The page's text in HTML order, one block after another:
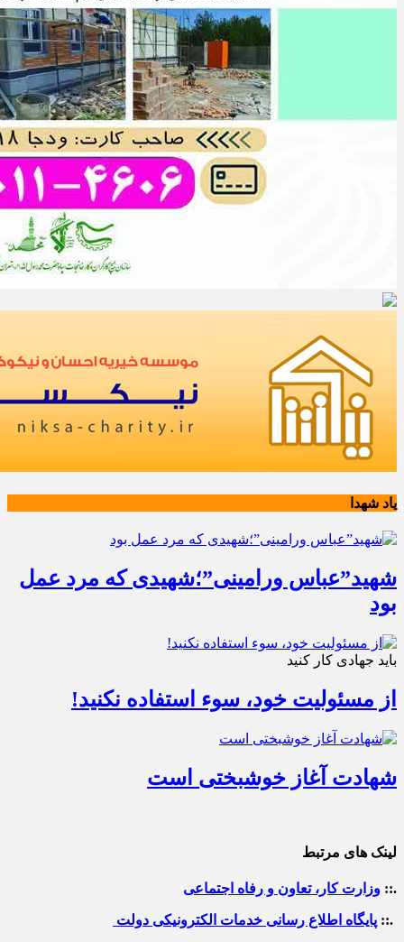
یاد شهدا
شهید”عباس ورامینی”؛شهیدی که مرد عمل
بود
باید جهادی کار کنید
از مسئولیت خود، سوء استفاده نکنید!
شهادت آغاز خوشبختی است
لینک های مرتبط
.:: وزارت کار، تعاون و رفاه اجتماعی
.:: پایگاه اطلاع رسانی خدمات الکترونیکی دولت